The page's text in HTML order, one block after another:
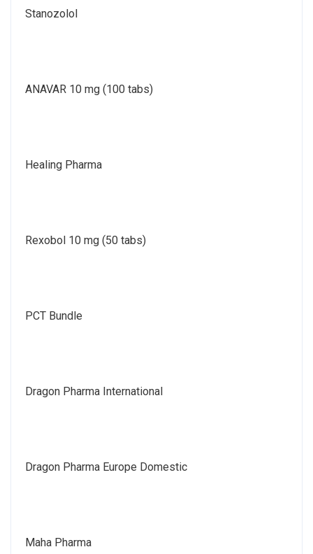
Stanozolol
ANAVAR 10 mg (100 tabs)
Healing Pharma
Rexobol 10 mg (50 tabs)
PCT Bundle
Dragon Pharma International
Dragon Pharma Europe Domestic
Maha Pharma